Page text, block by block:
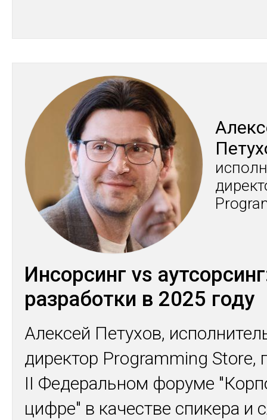
Инсорсинг vs
разработки в 2025 году
Алексей Петухов,
директор Programming Store,
II Федеральном форуме
цифре" в качестве спикера и